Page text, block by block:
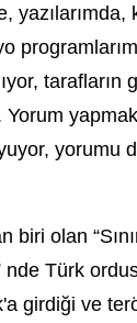
yazılarımda,
tarafların
Yorum
yorumu
biri olan
nde Türk
girdiği ve